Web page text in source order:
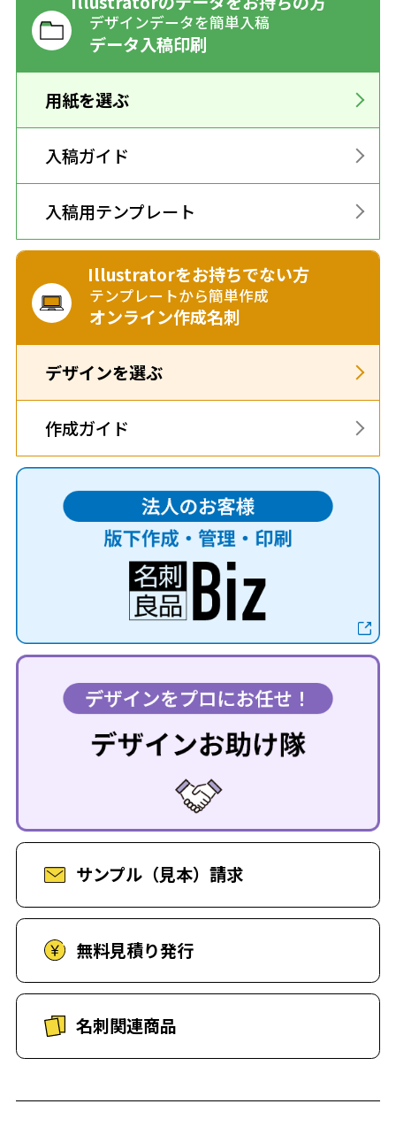
デザインデータを簡単入稿
データ入稿印刷
用紙を選ぶ
入稿ガイド
入稿用テンプレート
Illustratorをお持ちでない方
テンプレートから簡単作成
オンライン作成名刺
デザインを選ぶ
作成ガイド
サンプル（見本）請求
無料見積り発行
名刺関連商品